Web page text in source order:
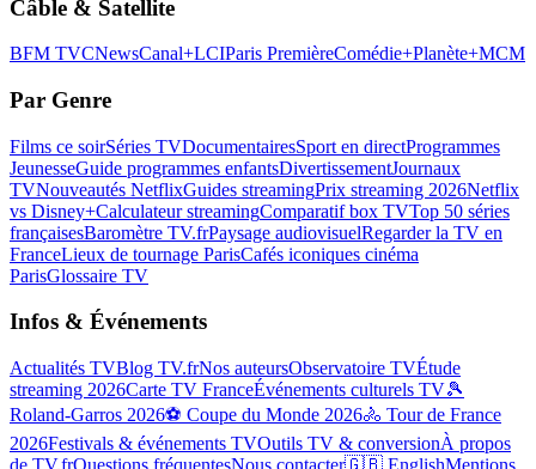
Câble & Satellite
BFM TVCNewsCanal+LCIParis PremièreComédie+Planète+MCM
Par Genre
Films ce soirSéries TVDocumentairesSport en directProgrammes
JeunesseGuide programmes enfantsDivertissementJournaux
TVNouveautés NetflixGuides streamingPrix streaming 2026Netflix
vs Disney+Calculateur streamingComparatif box TVTop 50 séries
françaisesBaromètre TV.frPaysage audiovisuelRegarder la TV en
FranceLieux de tournage ParisCafés iconiques cinéma
ParisGlossaire TV
Infos & Événements
Actualités TVBlog TV.frNos auteursObservatoire TVÉtude
streaming 2026Carte TV FranceÉvénements culturels TV🎾
Roland-Garros 2026⚽ Coupe du Monde 2026🚴 Tour de France
2026Festivals & événements TVOutils TV & conversionÀ propos